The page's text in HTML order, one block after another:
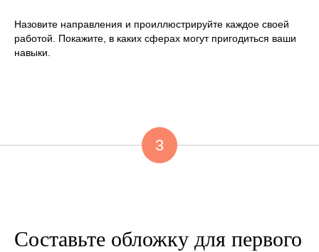
Назовите направления и проиллюстрируйте каждое своей
работой. Покажите, в каких сферах могут пригодиться ваши
навыки.
3
Составьте обложку для первого